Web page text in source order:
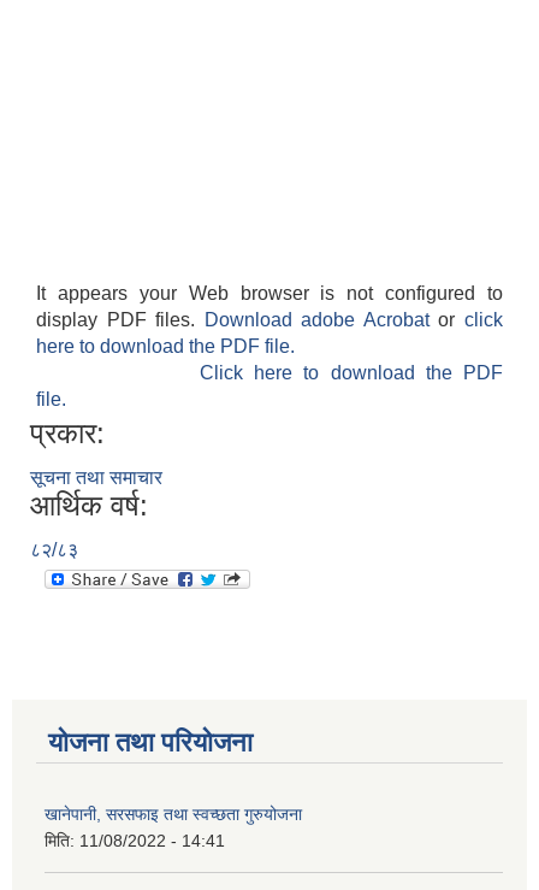
It appears your Web browser is not configured to
display PDF files.
Download adobe Acrobatorclick
here to download the PDF file.
Click here to download the PDF
file.
प्रकार:
सूचना तथा समाचार
आर्थिक वर्ष:
८२/८३
योजना तथा परियोजना
खानेपानी, सरसफाइ तथा स्वच्छता गुरुयोजना
मिति: 11/08/2022 - 14:41